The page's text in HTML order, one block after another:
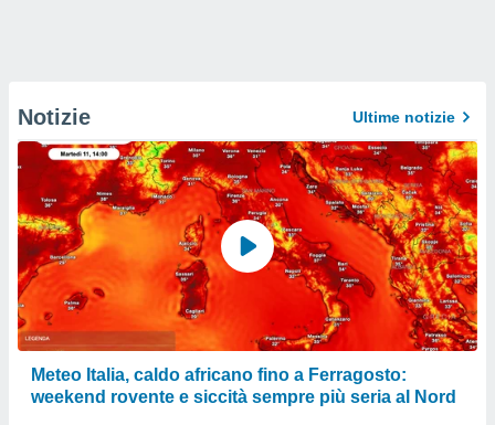
Notizie Ultime notizie
Meteo Italia, caldo africano fino a Ferragosto:
weekend rovente e siccità sempre più seria al Nord